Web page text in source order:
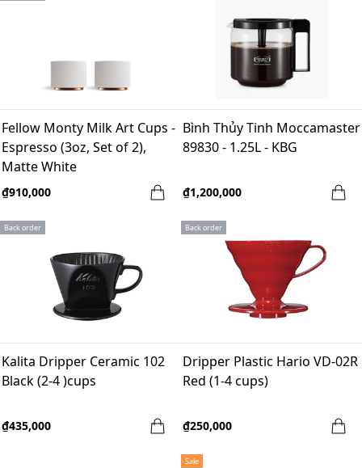
Fellow Monty Milk Art Cups -
Espresso (3oz, Set of 2),
Matte White
₫910,000
Bình Thủy Tinh Moccamaster
89830 - 1.25L - KBG
₫1,200,000
Back order
Kalita Dripper Ceramic 102
Black (2-4 )cups
₫435,000
Back order
Dripper Plastic Hario VD-02R
Red (1-4 cups)
₫250,000
Sale